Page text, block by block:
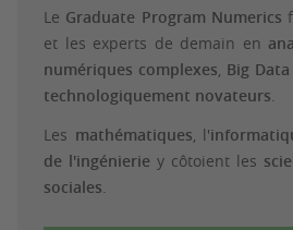
Le Graduate Program Numerics
et les experts de demain en
numériques complexes, Big Data
technologiquement novateurs.
Les mathématiques, l'
de l'ingénierie y côtoient les
sociales.